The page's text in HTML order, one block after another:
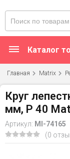
Каталог
Главная Matrix
Круг
мм, P 40
Артикул: MI-74165
(0